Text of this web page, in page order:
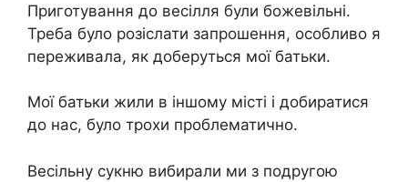
Приготування до весілля були бoжевільні.
Треба було розіслати запрошення, особливо я
переживала, як доберуться мої батьки.
Мої батьки жили в іншому місті і добиратися
до нас, було трохи проблематично.
Весільну сукню вибирали ми з подругою